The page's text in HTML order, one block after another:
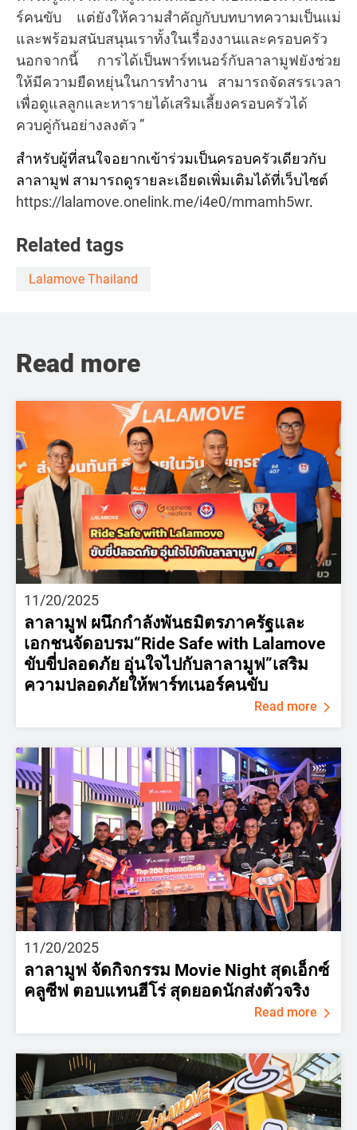
ร์คนขับ แต่ยังให้ความสำคัญกับบทบาทความเป็นแม่
และพร้อมสนับสนุนเราทั้งในเรื่องงานและครอบครัว
นอกจากนี้ การได้เป็นพาร์ทเนอร์กับลาลามูฟยังช่วย
ให้มีความยืดหยุ่นในการทำงาน สามารถจัดสรรเวลา
เพื่อดูแลลูกและหารายได้เสริมเลี้ยงครอบครัวได้
ควบคู่กันอย่างลงตัว ”
สำหรับผู้ที่สนใจอยากเข้าร่วมเป็นครอบครัวเดียวกับ
ลาลามูฟ สามารถดูรายละเอียดเพิ่มเติมได้ที่เว็บไซต์
https://lalamove.onelink.me/i4e0/mmamh5wr.
Related tags
Lalamove Thailand
Read more
11/20/2025
ลาลามูฟ ผนึกกำลังพันธมิตรภาครัฐและ
เอกชนจัดอบรม“Ride Safe with Lalamove
ขับขี่ปลอดภัย อุ่นใจไปกับลาลามูฟ”เสริม
ความปลอดภัยให้พาร์ทเนอร์คนขับ
Read more
11/20/2025
ลาลามูฟ จัดกิจกรรม Movie Night สุดเอ็กซ์
คลูซีฟ ตอบแทนฮีโร่ สุดยอดนักส่งตัวจริง
Read more